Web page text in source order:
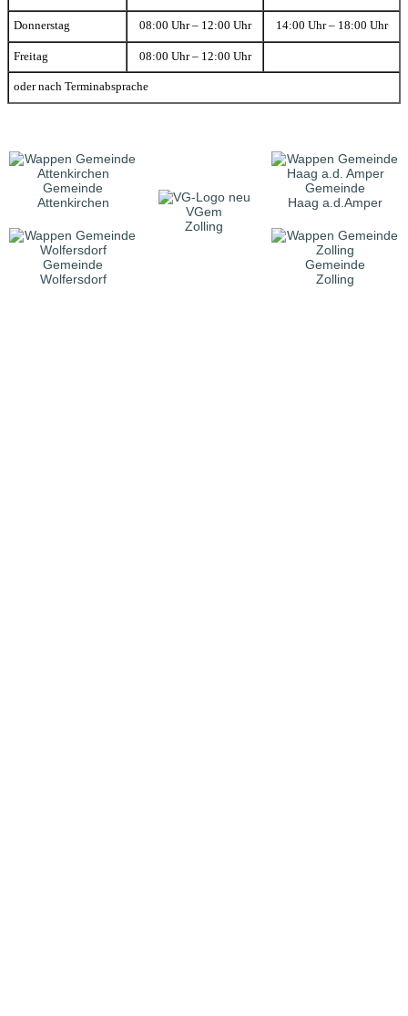
Donnerstag 08:00 Uhr – 12:00 Uhr 14:00 Uhr – 18:00 Uhr
Freitag 08:00 Uhr – 12:00 Uhr
oder nach Terminabsprache
Gemeinde
Attenkirchen
VGem
Zolling
Gemeinde
Haag a.d.Amper
Gemeinde
Wolfersdorf
Gemeinde
Zolling